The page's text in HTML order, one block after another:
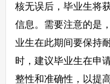
核无误后，毕业生将
信息。需要注意的是
业生在此期间要保持
时，建议毕业生在申
整性和准确性，以提